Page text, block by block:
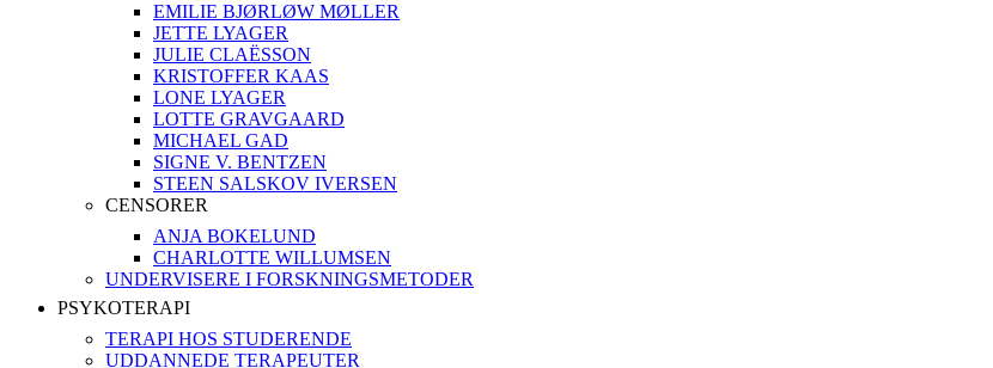
EMILIE BJØRLØW MØLLER
JETTE LYAGER
JULIE CLAËSSON
KRISTOFFER KAAS
LONE LYAGER
LOTTE GRAVGAARD
MICHAEL GAD
SIGNE V. BENTZEN
STEEN SALSKOV IVERSEN
CENSORER
ANJA BOKELUND
CHARLOTTE WILLUMSEN
UNDERVISERE I FORSKNINGSMETODER
PSYKOTERAPI
TERAPI HOS STUDERENDE
UDDANNEDE TERAPEUTER